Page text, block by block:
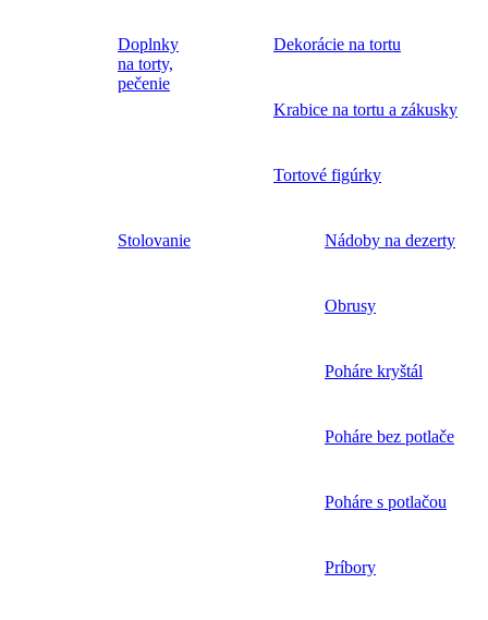
Doplnky
na torty,
pečenie
Dekorácie na tortu
Krabice na tortu a zákusky
Tortové figúrky
Stolovanie Nádoby na dezerty
Obrusy
Poháre kryštál
Poháre bez potlače
Poháre s potlačou
Príbory